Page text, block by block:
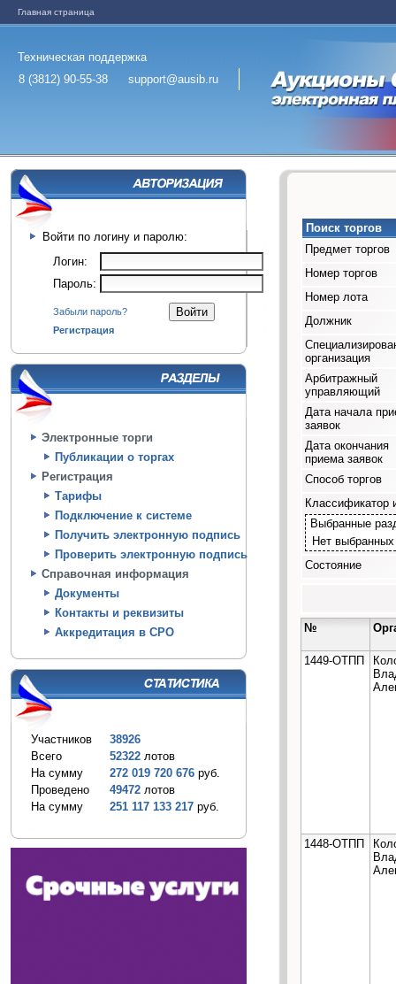
Главная страница
Техническая поддержка
8 (3812) 90-55-38
support@ausib.ru
Войти по логину и паролю:
Логин:
Пароль:
Забыли пароль?
Регистрация
Электронные торги
Публикации о торгах
Регистрация
Тарифы
Подключение к системе
Получить электронную подпись
Проверить электронную подпись
Справочная информация
Документы
Контакты и реквизиты
Аккредитация в СРО
Участников
38926
Всего
52322 лотов
На сумму
272 019 720 676 руб.
Проведено
49472 лотов
На сумму
251 117 133 217 руб.
Поиск торгов
Предмет торгов
Номер торгов
Номер лота
Должник
организация
Арбитражный
управляющий
Дата начала
заявок
Дата окончания
приема заявок
Способ торгов
Классификатор
Выбранные
Нет
Состояние
№
1449-ОТПП
1448-ОТПП